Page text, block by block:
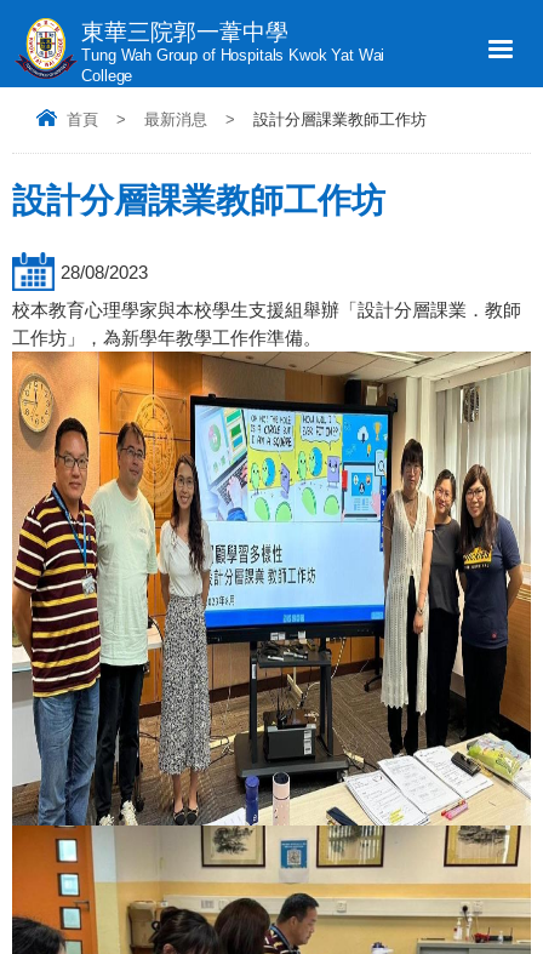
東華三院郭一葦中學
Tung Wah Group of Hospitals Kwok Yat Wai
College
首頁 > 最新消息 > 設計分層課業教師工作坊
設計分層課業教師工作坊
28/08/2023
校本教育心理學家與本校學生支援組舉辦「設計分層課業．教師
工作坊」，為新學年教學工作作準備。